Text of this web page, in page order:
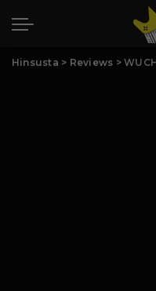
Hinsusta > Reviews >